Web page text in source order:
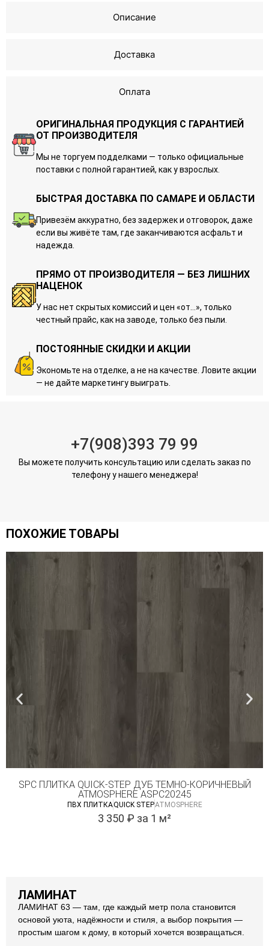
Описание
Доставка
Оплата
ОРИГИНАЛЬНАЯ ПРОДУКЦИЯ С ГАРАНТИЕЙ
ОТ ПРОИЗВОДИТЕЛЯ
Мы не торгуем подделками — только официальные
поставки с полной гарантией, как у взрослых.
БЫСТРАЯ ДОСТАВКА ПО САМАРЕ И ОБЛАСТИ
Привезём аккуратно, без задержек и отговорок, даже
если вы живёте там, где заканчиваются асфальт и
надежда.
ПРЯМО ОТ ПРОИЗВОДИТЕЛЯ — БЕЗ ЛИШНИХ
НАЦЕНОК
У нас нет скрытых комиссий и цен «от…», только
честный прайс, как на заводе, только без пыли.
ПОСТОЯННЫЕ СКИДКИ И АКЦИИ
Экономьте на отделке, а не на качестве. Ловите акции
— не дайте маркетингу выиграть.
+7(908)393 79 99
Вы можете получить консультацию или сделать заказ по
телефону у нашего менеджера!
ПОХОЖИЕ ТОВАРЫ
SPC ПЛИТКА QUICK-STEP ДУБ ТЕМНО-КОРИЧНЕВЫЙ
ATMOSPHERE ASPC20245
ПВХ ПЛИТКАQUICK STEPATMOSPHERE
3 350 ₽ за 1 м²
ЛАМИНАТ
ЛАМИНАТ 63 — там, где каждый метр пола становится
основой уюта, надёжности и стиля, а выбор покрытия —
простым шагом к дому, в который хочется возвращаться.